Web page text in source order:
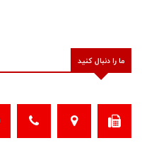
ما را دنبال کنید